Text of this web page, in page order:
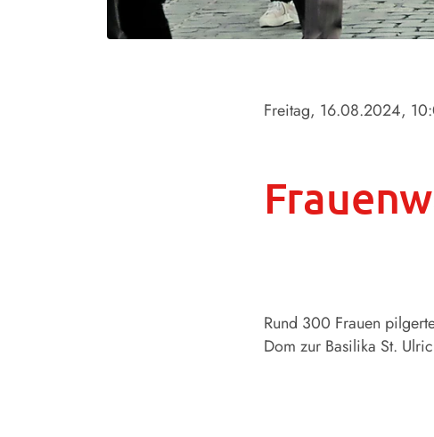
Freitag, 16.08.2024,
Rund 300 Frauen
Dom zur Basilika St.